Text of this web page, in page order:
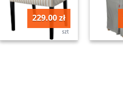
229.00 zł
szt